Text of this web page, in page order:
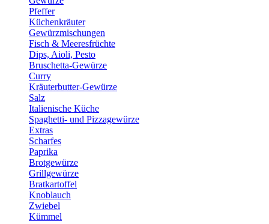
Pfeffer
Küchenkräuter
Gewürzmischungen
Fisch & Meeresfrüchte
Dips, Aioli, Pesto
Bruschetta-Gewürze
Curry
Kräuterbutter-Gewürze
Salz
Italienische Küche
Spaghetti- und Pizzagewürze
Extras
Scharfes
Paprika
Brotgewürze
Grillgewürze
Bratkartoffel
Knoblauch
Zwiebel
Kümmel